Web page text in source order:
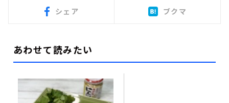
シェア ブクマ
あわせて読みたい